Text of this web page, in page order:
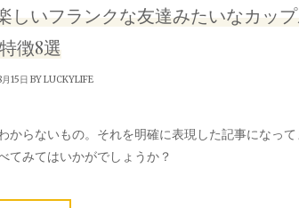
しいフランクな友達みたいなカッ
徴8選
15日 BYLUCKYLIFE
からないもの。それを明確に表現した記事になって
てみてはいかがでしょうか？